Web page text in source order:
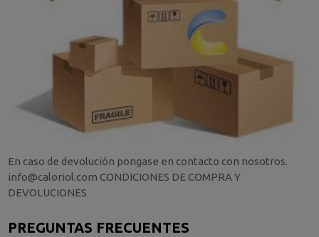
En caso de devolución pongase en contacto con nosotros.
info@caloriol.com CONDICIONES DE COMPRA Y
DEVOLUCIONES
PREGUNTAS FRECUENTES